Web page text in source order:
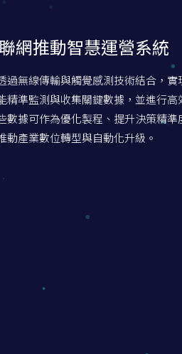
網推動智慧運營系統
過無線傳輸與觸覺感測技術結合，
精準監測與收集關鍵數據，並進行
數據可作為優化製程、提升決策精
動產業數位轉型與自動化升級。